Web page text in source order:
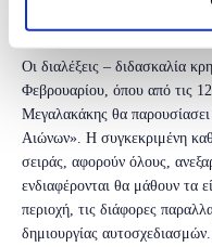
έρθει σε επαφή μέσα από
απευθείας από τους
Οι διαλέξεις – διδασκαλία
Φεβρουαρίου, όπου από τις
Μεγαλακάκης θα
Αιώνων». Η συγκεκριμένη
σειράς, αφορούν όλους,
ενδιαφέρονται θα μάθουν τα
περιοχή, τις διάφορες
δημιουργίας